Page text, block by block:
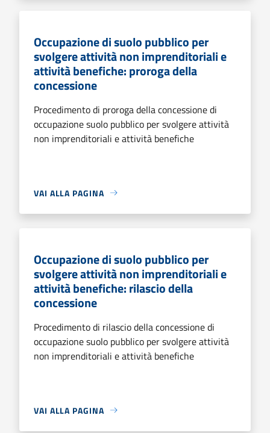
Occupazione di suolo pubblico per
svolgere attività non imprenditoriali e
attività benefiche: proroga della
concessione
Procedimento di proroga della concessione di
occupazione suolo pubblico per svolgere attività
non imprenditoriali e attività benefiche
VAI ALLA PAGINA
Occupazione di suolo pubblico per
svolgere attività non imprenditoriali e
attività benefiche: rilascio della
concessione
Procedimento di rilascio della concessione di
occupazione suolo pubblico per svolgere attività
non imprenditoriali e attività benefiche
VAI ALLA PAGINA